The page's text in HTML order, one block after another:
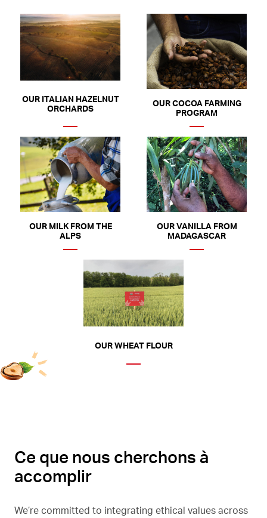
OUR ITALIAN HAZELNUT
ORCHARDS
OUR COCOA FARMING
PROGRAM
OUR MILK FROM THE
ALPS
OUR VANILLA FROM
MADAGASCAR
OUR WHEAT FLOUR
Ce que nous cherchons à
accomplir
We’re committed to integrating ethical values across